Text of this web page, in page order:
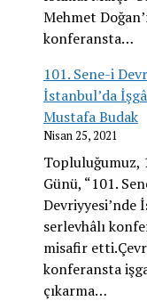
Mehmet
konferansta…
101. Sene-i
İstanbul’da
Mustafa Budak
Nisan 25, 2021
Topluluğumuz,
Günü, “101.
Devriyyesi’nde
serlevhâlı
misafir
konferansta
çıkarma…